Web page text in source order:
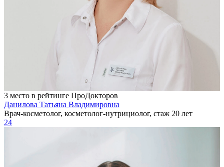
3 место в рейтинге ПроДокторов
Данилова Татьяна Владимировна
Врач-косметолог, косметолог-нутрициолог, стаж 20 лет
24